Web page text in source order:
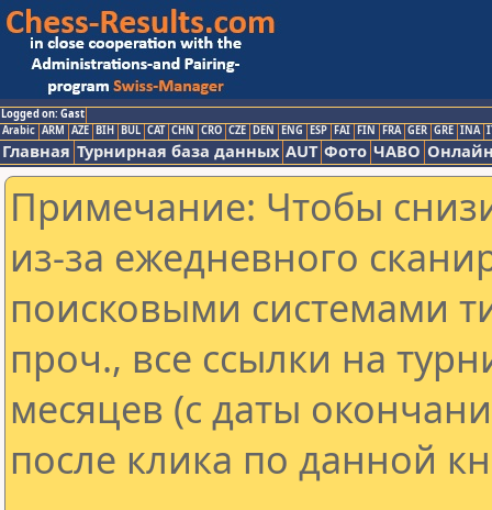
Logged on: Gast
Arabic ARM AZE BIH BUL CAT CHN CRO CZE DEN ENG ESP FAI FIN FRA GER GRE INA
Главная Турнирная база данных AUT Фото ЧАВО
Примечание: Чтобы
из-за ежедневного
поисковыми системами
проч., все ссылки на
месяцев (с даты
после клика по данной